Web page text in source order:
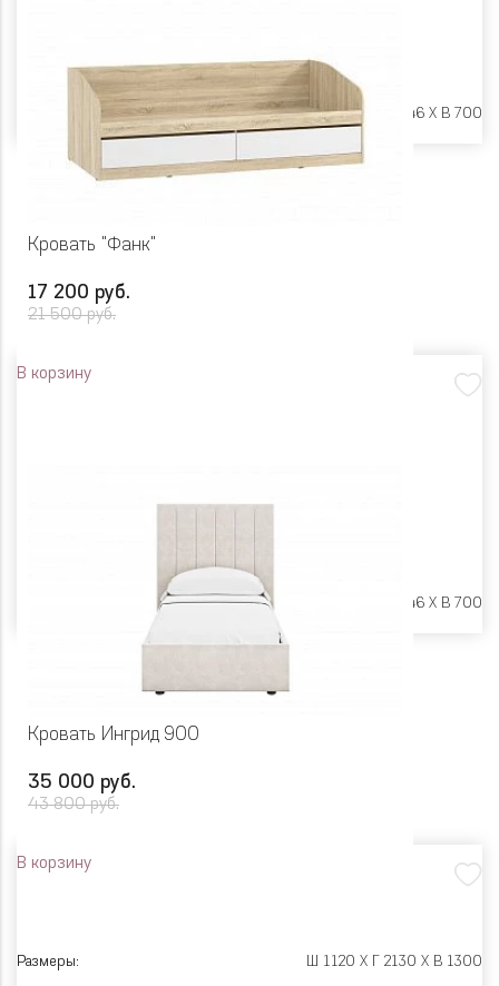
Ш 1942 X Г 846 X В 700
Кровать "Фанк"
17 200 руб.
21 500 руб.
В корзину
Ш 2042 X Г 946 X В 700
Кровать Ингрид 900
35 000 руб.
43 800 руб.
В корзину
Размеры: Ш 1120 X Г 2130 X В 1300